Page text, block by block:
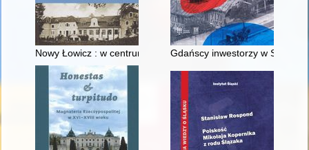
Nowy Łowicz : w centrum poligonu drawskiego od
Gdańscy inwestorzy w